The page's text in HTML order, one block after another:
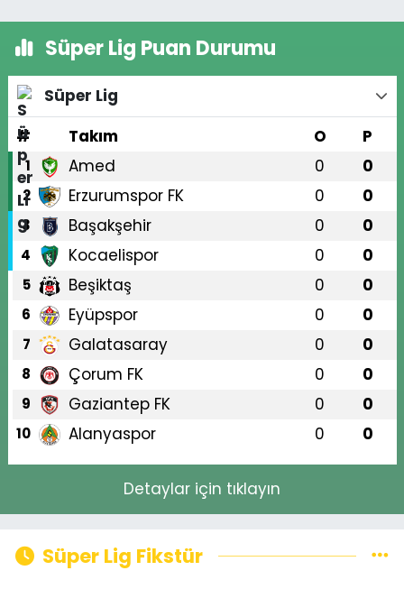
Süper Lig Puan Durumu
Süper Lig
#
Takım O P
1 Amed 0 0
2 Erzurumspor FK 0 0
3 Başakşehir 0 0
4 Kocaelispor 0 0
5 Beşiktaş 0 0
6 Eyüpspor 0 0
7 Galatasaray 0 0
8 Çorum FK 0 0
9 Gaziantep FK 0 0
10 Alanyaspor 0 0
Detaylar için tıklayın
Süper Lig Fikstür